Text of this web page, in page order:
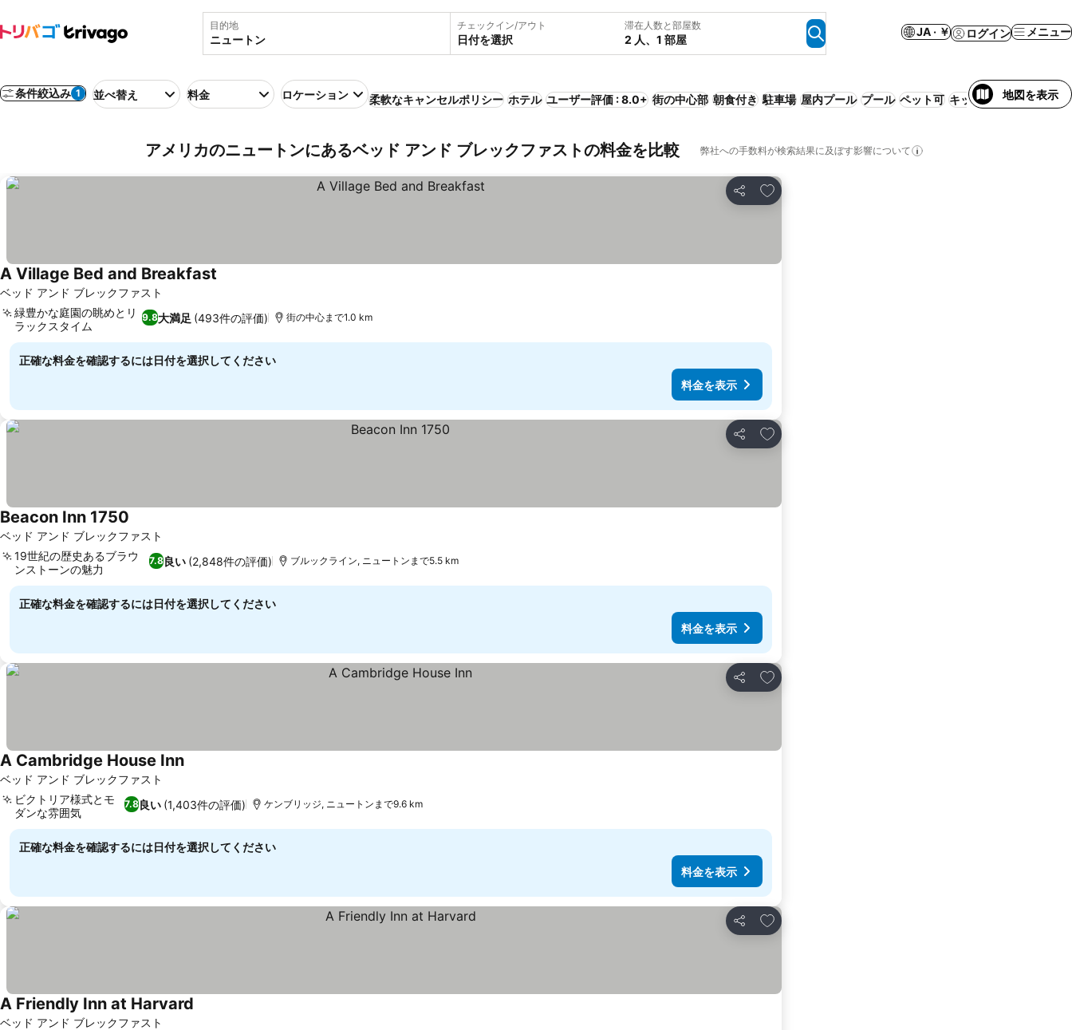
目的地 チェックイン/アウト
日付を選択
滞在人数と部屋数
2 人、1 部屋
JA · ￥ ログイン メニュー
条件絞込み 1 並べ替え 料金 ロケーション 柔軟なキャンセルポリシー ホテル ユーザー評価 : 8.0+ 街の中心部 朝食付き 駐車場 屋内プール プール ペット可 キッチン WiFi ベッド
地図を表示
アメリカのニュートンにあるベッド アンド ブレックファストの料金を比較 弊社への手数料が検索結果に及ぼす影響について
シェア
お気に入りに追加
ベッド アンド ブレックファスト
A Village Bed and Breakfast
9.8大満足 (493件の評価)
緑豊かな庭園の眺めとリ
ラックスタイム
街の中心まで1.0 km
正確な料金を確認するには日付を選択してください
料金を表示
シェア
お気に入りに追加
ベッド アンド ブレックファスト
Beacon Inn 1750
7.8良い (2,848件の評価)
19世紀の歴史あるブラウ
ンストーンの魅力
ブルックライン, ニュートンまで5.5 km
正確な料金を確認するには日付を選択してください
料金を表示
シェア
お気に入りに追加
ベッド アンド ブレックファスト
A Cambridge House Inn料金を表示
7.8良い (1,403件の評価)
ビクトリア様式とモ
ダンな雰囲気
ケンブリッジ, ニュートンまで9.6 km
正確な料金を確認するには日付を選択してください
料金を表示
シェア
お気に入りに追加
ベッド アンド ブレックファスト
A Friendly Inn at Harvard